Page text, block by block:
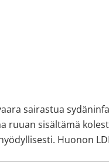
sairastua
ruuan sisältämä
Huonon